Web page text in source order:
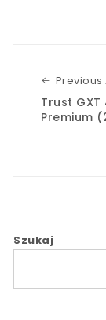
Previous
Trust GXT
Premium
Szukaj